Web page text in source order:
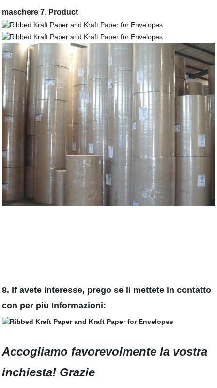
maschere 7. Product
8. If avete interesse, prego se li mettete in contatto
con per più Informazioni:
Accogliamo favorevolmente la vostra
inchiesta! Grazie